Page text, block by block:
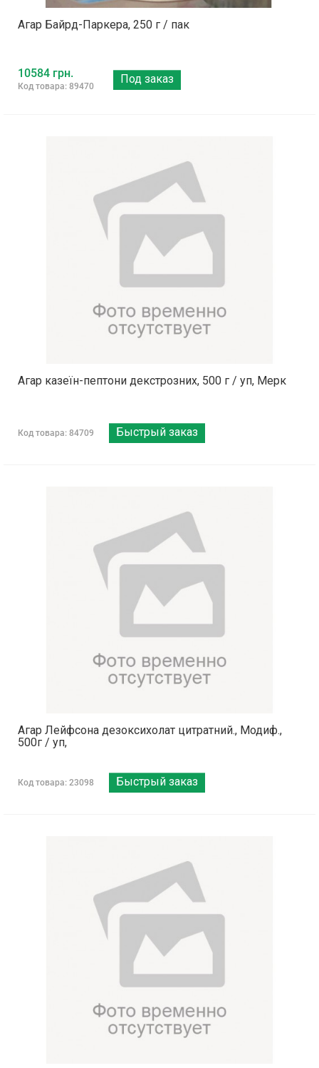
Агар Байрд-Паркера, 250 г / пак
10584 грн.
Код товара: 89470
Под заказ
Агар казеїн-пептони декстрозних, 500 г / уп, Мерк
Код товара: 84709 Быстрый заказ
Агар Лейфсона дезоксихолат цитратний., Модиф.,
500г / уп,
Код товара: 23098 Быстрый заказ